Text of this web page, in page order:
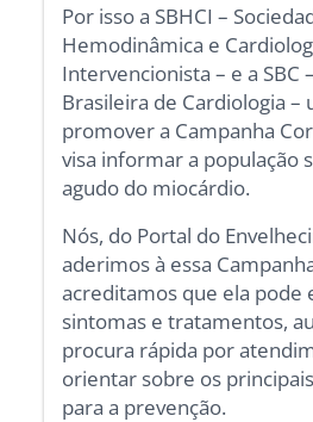
Por isso a SBHCI –
Hemodinâmica e
Intervencionista – e a SBC
Brasileira de Cardiologia –
promover a Campanha
visa informar a população
agudo do miocárdio.
Nós, do Portal do
aderimos à essa
acreditamos que ela pode
sintomas e tratamentos,
procura rápida por
orientar sobre os
para a prevenção.